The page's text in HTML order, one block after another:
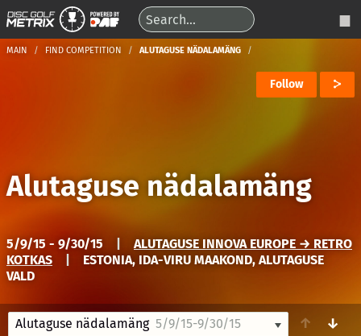
MAIN FIND COMPETITION ALUTAGUSE NÄDALAMÄNG
Follow
Alutaguse nädalamäng
5/9/15 - 9/30/15
ALUTAGUSE INNOVA EUROPE → RETRO
KOTKAS
ESTONIA, IDA-VIRU MAAKOND, ALUTAGUSE
VALD
Alutaguse nädalamäng5/9/15-9/30/15 ↑ ↓